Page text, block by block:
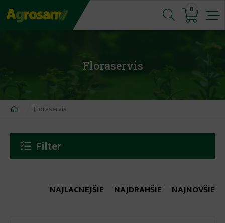
Jump
to
0
Floraservis
Nachádzate
tu
Floraservis
Filter
NAJLACNEJŠIE NAJDRAHŠIE NAJNOVŠIE